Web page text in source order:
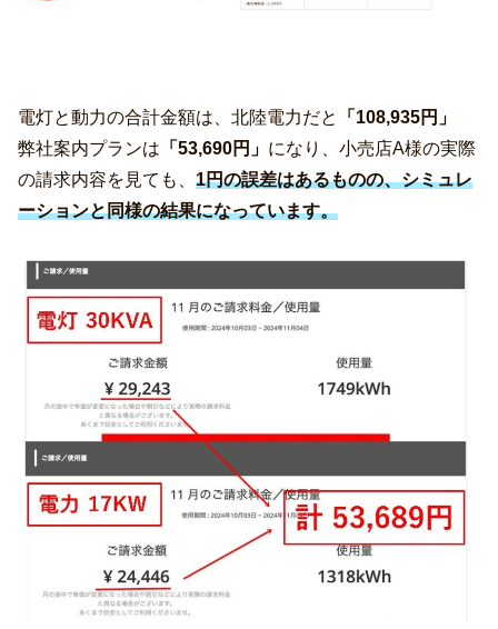
電灯と動力の合計金額は、北陸電力だと
「108,935円」
弊社案内プランは 「53,690円」 になり、小売店A様の実際
の請求内容を見ても、1円の誤差はあるものの、シミュレ
ーションと同様の結果になっています。